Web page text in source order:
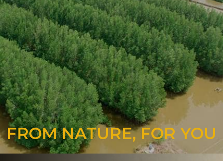
FROM NATURE, FOR YOU